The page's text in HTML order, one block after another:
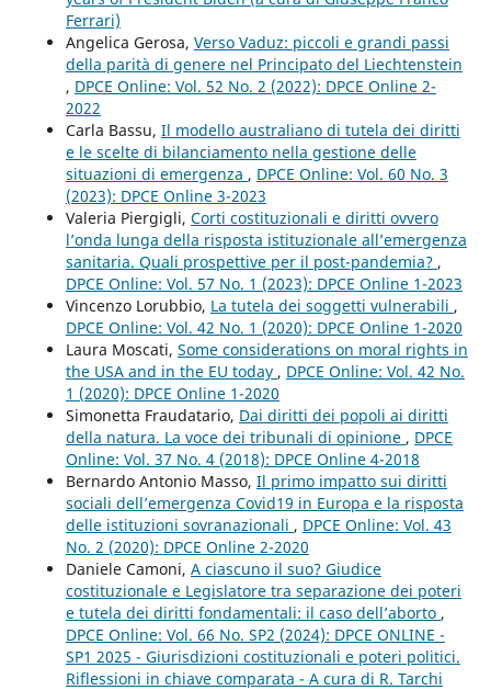
Ferrari)
Angelica Gerosa, Verso Vaduz: piccoli e grandi passi
della parità di genere nel Principato del Liechtenstein
, DPCE Online: Vol. 52 No. 2 (2022): DPCE Online 2-
2022
Carla Bassu, Il modello australiano di tutela dei diritti
e le scelte di bilanciamento nella gestione delle
situazioni di emergenza , DPCE Online: Vol. 60 No. 3
(2023): DPCE Online 3-2023
Valeria Piergigli, Corti costituzionali e diritti ovvero
l’onda lunga della risposta istituzionale all’emergenza
sanitaria. Quali prospettive per il post-pandemia? ,
DPCE Online: Vol. 57 No. 1 (2023): DPCE Online 1-2023
Vincenzo Lorubbio, La tutela dei soggetti vulnerabili ,
DPCE Online: Vol. 42 No. 1 (2020): DPCE Online 1-2020
Laura Moscati, Some considerations on moral rights in
the USA and in the EU today , DPCE Online: Vol. 42 No.
1 (2020): DPCE Online 1-2020
Simonetta Fraudatario, Dai diritti dei popoli ai diritti
della natura. La voce dei tribunali di opinione , DPCE
Online: Vol. 37 No. 4 (2018): DPCE Online 4-2018
Bernardo Antonio Masso, Il primo impatto sui diritti
sociali dell’emergenza Covid19 in Europa e la risposta
delle istituzioni sovranazionali , DPCE Online: Vol. 43
No. 2 (2020): DPCE Online 2-2020
Daniele Camoni, A ciascuno il suo? Giudice
costituzionale e Legislatore tra separazione dei poteri
e tutela dei diritti fondamentali: il caso dell’aborto ,
DPCE Online: Vol. 66 No. SP2 (2024): DPCE ONLINE -
SP1 2025 - Giurisdizioni costituzionali e poteri politici.
Riflessioni in chiave comparata - A cura di R. Tarchi